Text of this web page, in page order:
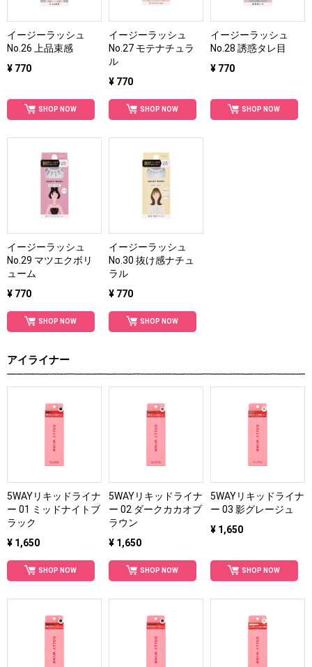
イージーラッシュ
No.26 上品束感
¥ 770
SHOP NOW
イージーラッシュ
No.27 モテナチュラ
ル
¥ 770
SHOP NOW
イージーラッシュ
No.28 誘惑タレ目
¥ 770
SHOP NOW
イージーラッシュ
No.29 マツエクボリ
ューム
¥ 770
SHOP NOW
イージーラッシュ
No.30 抜け感ナチュ
ラル
¥ 770
SHOP NOW
アイライナー
5WAYリキッドライナ
ー 01 ミッドナイトブ
ラック
¥ 1,650
SHOP NOW
5WAYリキッドライナ
ー 02 ダークカカオブ
ラウン
¥ 1,650
SHOP NOW
5WAYリキッドライナ
ー 03 影グレージュ
¥ 1,650
SHOP NOW